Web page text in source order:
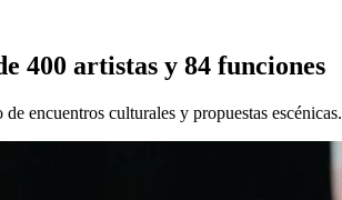
400 artistas y 84 funciones
encuentros culturales y propuestas escénicas.